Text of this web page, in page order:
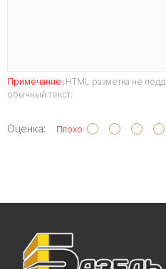
Примечание: HTML разметка не
обычный текст.
Оценка: Плохо